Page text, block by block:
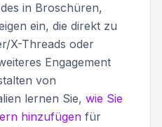
in Broschüren,
ein, die direkt zu
X-Threads oder
Engagement
von
lernen Sie, wie Sie
hinzufügen für